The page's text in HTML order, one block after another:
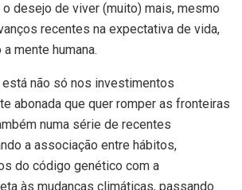
o desejo de viver (muito) mais, mesmo
recentes na expectativa de vida,
mente humana.
não só nos investimentos
abonada que quer romper as fronteiras
numa série de recentes
a associação entre hábitos,
do código genético com a
às mudanças climáticas, passando